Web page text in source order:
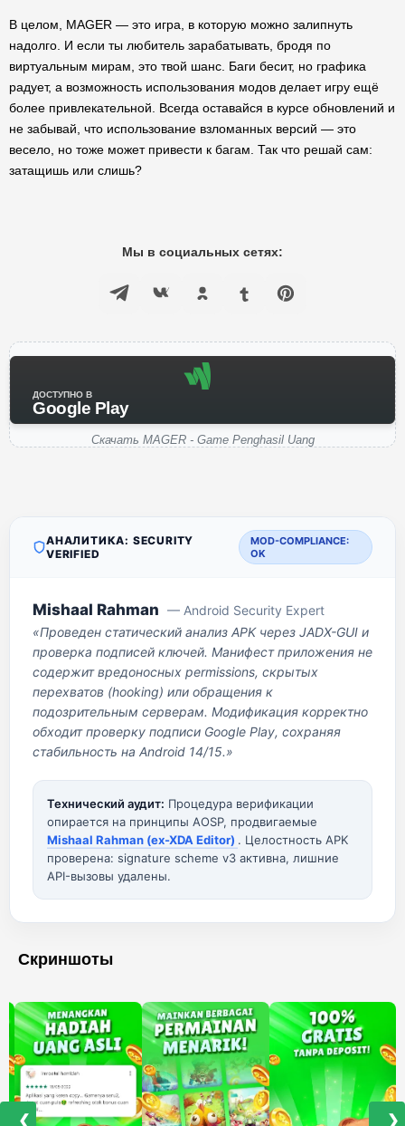
В целом, MAGER — это игра, в которую можно залипнуть
надолго. И если ты любитель зарабатывать, бродя по
виртуальным мирам, это твой шанс. Баги бесит, но графика
радует, а возможность использования модов делает игру ещё
более привлекательной. Всегда оставайся в курсе обновлений и
не забывай, что использование взломанных версий — это
весело, но тоже может привести к багам. Так что решай сам:
затащишь или слишь?
Мы в социальных сетях:
ДОСТУПНО В
Google Play
Скачать MAGER - Game Penghasil Uang
АНАЛИТИКА: SECURITY
VERIFIED
MOD-COMPLIANCE:
OK
Mishaal Rahman — Android Security Expert
«Проведен статический анализ APK через JADX-GUI и
проверка подписей ключей. Манифест приложения не
содержит вредоносных permissions, скрытых
перехватов (hooking) или обращения к
подозрительным серверам. Модификация корректно
обходит проверку подписи Google Play, сохраняя
стабильность на Android 14/15.»
Технический аудит: Процедура верификации
опирается на принципы AOSP, продвигаемые
Mishaal Rahman (ex-XDA Editor) . Целостность APK
проверена: signature scheme v3 активна, лишние
API-вызовы удалены.
Скриншоты
❮ ❯